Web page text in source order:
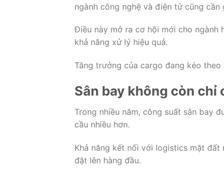
ngành công nghệ và điện tử cũng
Điều này mở ra cơ hội mới cho ngành
khả năng xử lý hiệu quả.
Tăng trưởng của cargo đang kéo theo
Sân bay không còn chỉ
Trong nhiều năm, công suất sân bay
cầu nhiều hơn.
Khả năng kết nối với logistics mặt
đặt lên hàng đầu.